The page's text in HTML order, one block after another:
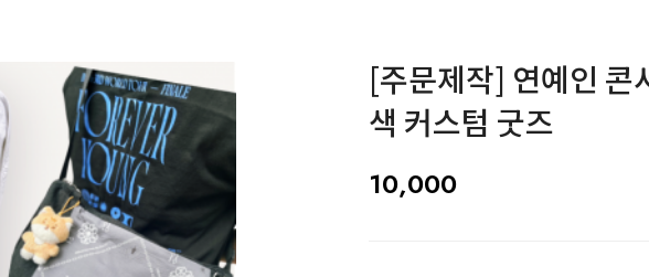
[주문제작] 연예인 콘
색 커스텀 굿즈
10,000